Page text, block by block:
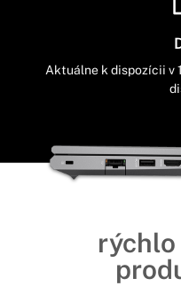
Aktuálne k dispozícii v
rýchlo